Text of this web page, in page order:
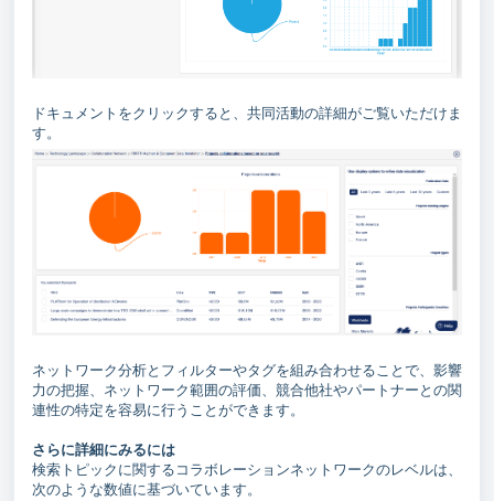
ドキュメントをクリックすると、共同活動の詳細がご覧いただけま
す。
ネットワーク分析とフィルターやタグを組み合わせることで、影響
力の把握、ネットワーク範囲の評価、競合他社やパートナーとの関
連性の特定を容易に行うことができます。
さらに詳細にみるには
検索トピックに関するコラボレーションネットワークのレベルは、
次のような数値に基づいています。